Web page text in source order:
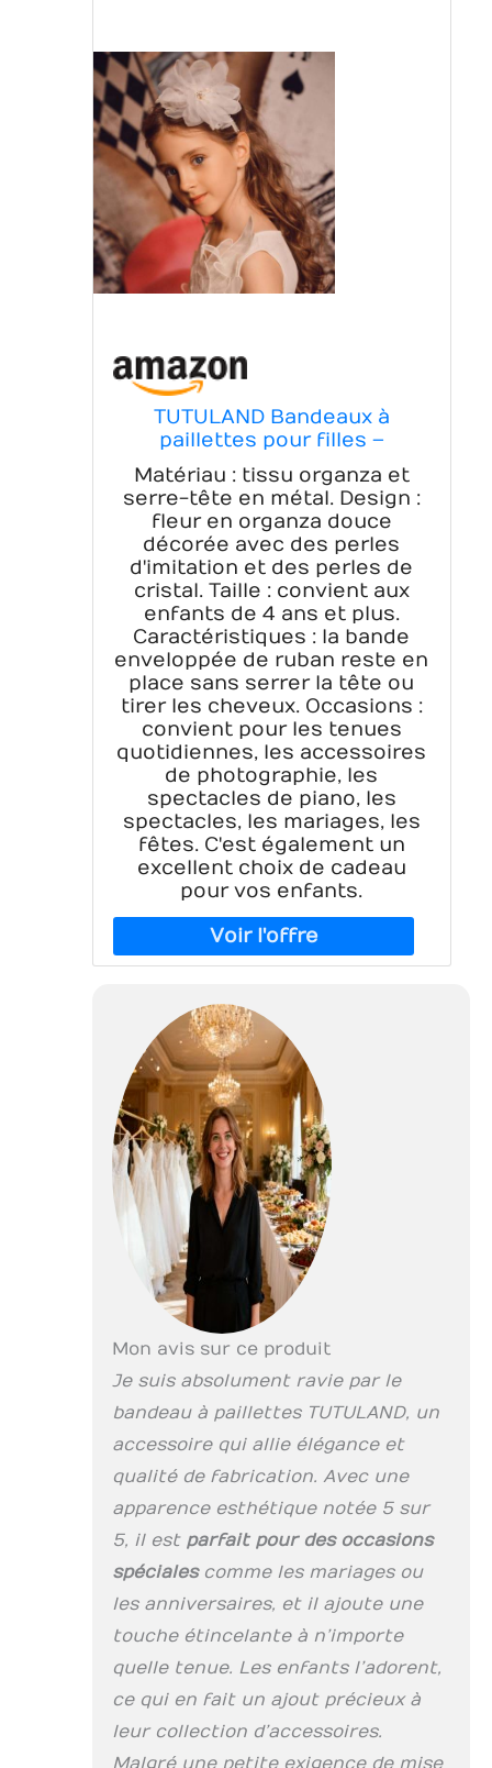
TUTULAND Bandeaux à
paillettes pour filles –
Bandeau blanc pour fille avec
fleurs à paillettes –
Accessoires de cheveux
étincelants pour mariage,
anniversaire, photographie
Matériau : tissu organza et
serre-tête en métal. Design :
fleur en organza douce
décorée avec des perles
d'imitation et des perles de
cristal. Taille : convient aux
enfants de 4 ans et plus.
Caractéristiques : la bande
enveloppée de ruban reste en
place sans serrer la tête ou
tirer les cheveux. Occasions :
convient pour les tenues
quotidiennes, les accessoires
de photographie, les
spectacles de piano, les
spectacles, les mariages, les
fêtes. C'est également un
excellent choix de cadeau
pour vos enfants.
Mon avis sur ce produit
Je suis absolument ravie par le
bandeau à paillettes TUTULAND, un
accessoire qui allie élégance et
qualité de fabrication. Avec une
apparence esthétique notée 5 sur
5, il est parfait pour des occasions
spécialescomme les mariages ou
les anniversaires, et il ajoute une
touche étincelante à n’importe
quelle tenue. Les enfants l’adorent,
ce qui en fait un ajout précieux à
leur collection d’accessoires.
Malgré une petite exigence de mise